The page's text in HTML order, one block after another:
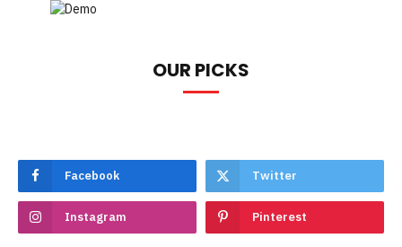
OUR PICKS
Facebook Twitter
Instagram Pinterest